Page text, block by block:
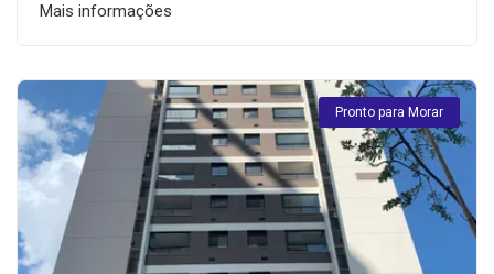
Mais informações
Pronto para Morar